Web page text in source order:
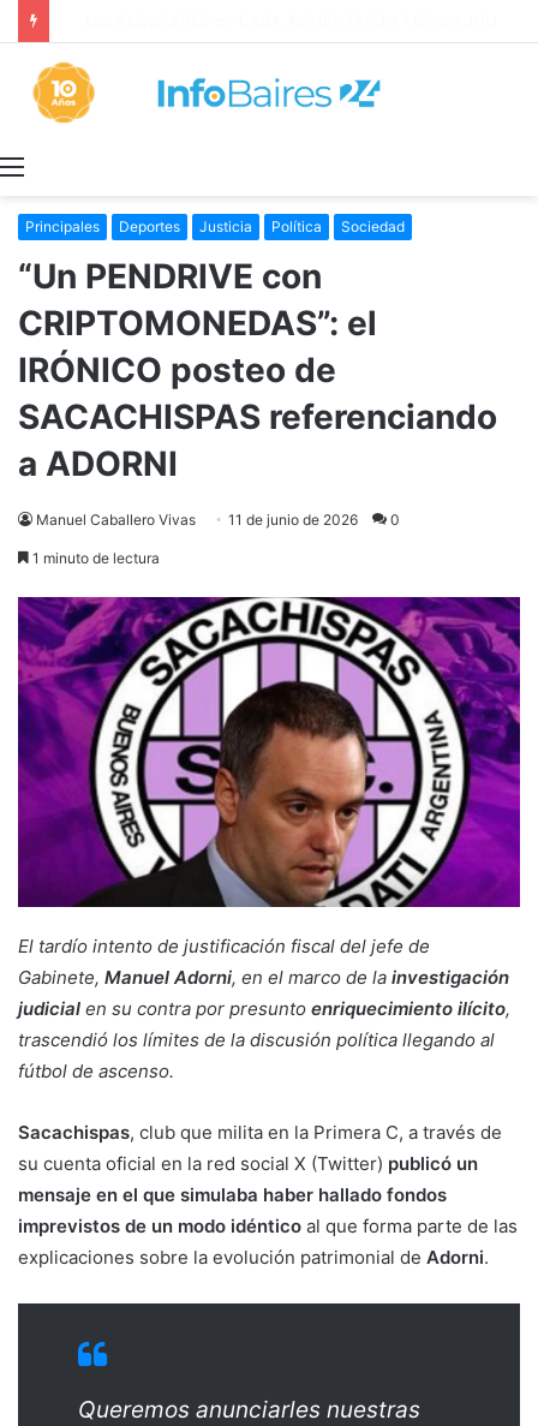
Principales Deportes Justicia Política Sociedad
“Un PENDRIVE con
CRIPTOMONEDAS”: el
IRÓNICO posteo de
SACACHISPAS referenciando
a ADORNI
Manuel Caballero Vivas 11 de junio de 2026 0
1 minuto de lectura
El tardío intento de justificación fiscal del jefe de
Gabinete, Manuel Adorni, en el marco de la investigación
judicial en su contra por presunto enriquecimiento ilícito,
trascendió los límites de la discusión política llegando al
fútbol de ascenso.
Sacachispas, club que milita en la Primera C, a través de
su cuenta oficial en la red social X (Twitter) publicó un
mensaje en el que simulaba haber hallado fondos
imprevistos de un modo idéntico al que forma parte de las
explicaciones sobre la evolución patrimonial de Adorni.
Queremos anunciarles nuestras